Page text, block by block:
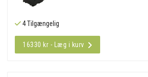
4 Tilgængelig
16330 kr - Læg i kurv